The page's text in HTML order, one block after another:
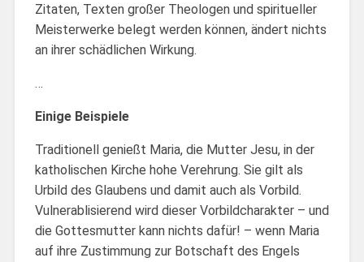
Zitaten, Texten großer Theologen und spiritueller
Meisterwerke belegt werden können, ändert nichts
an ihrer schädlichen Wirkung.
…
Einige Beispiele
Traditionell genießt Maria, die Mutter Jesu, in der
katholischen Kirche hohe Verehrung. Sie gilt als
Urbild des Glaubens und damit auch als Vorbild.
Vulnerablisierend wird dieser Vorbildcharakter – und
die Gottesmutter kann nichts dafür! – wenn Maria
auf ihre Zustimmung zur Botschaft des Engels